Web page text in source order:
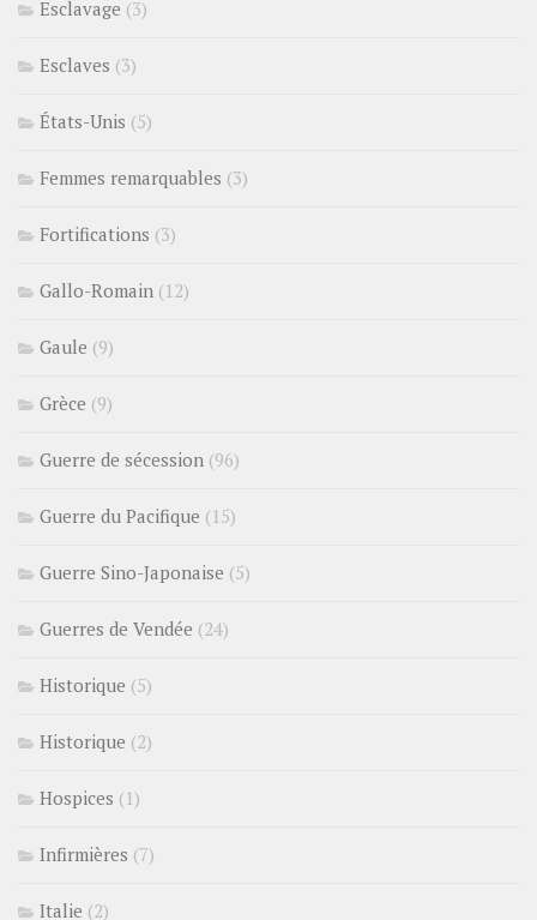
Esclavage (3)
Esclaves (3)
États-Unis (5)
Femmes remarquables (3)
Fortifications (3)
Gallo-Romain (12)
Gaule (9)
Grèce (9)
Guerre de sécession (96)
Guerre du Pacifique (15)
Guerre Sino-Japonaise (5)
Guerres de Vendée (24)
Historique (5)
Historique (2)
Hospices (1)
Infirmières (7)
Italie (2)